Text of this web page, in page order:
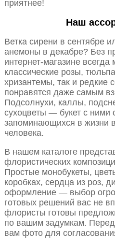
приятнее!
Наш
Ветка сирени в сентябре
анемоны в декабре? Без
интернет-магазине всегда
классические розы,
хризантемы, так и редкие
понравятся даже самым
Подсолнухи, каллы,
сухоцветы — букет с ними
запоминающихся в жизни
человека.
В нашем каталоге
флористических
Простые монобукеты,
коробках, сердца из роз,
оформление — выбор
готовых решений вас не
флористы готовы
по вашим задумкам.
вам фото для